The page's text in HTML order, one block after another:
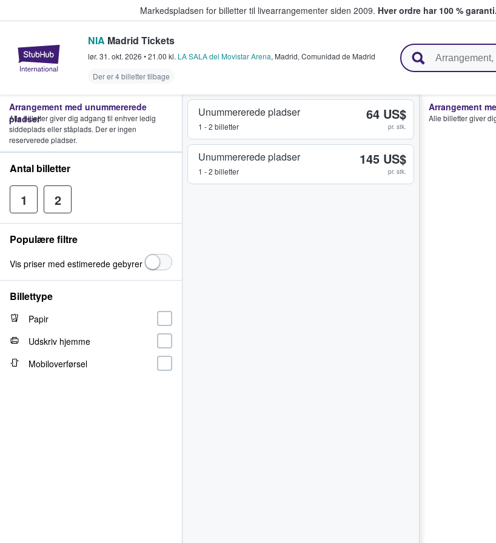
Markedspladsen for billetter til livearrangementer siden 2009. Hver ordre har 100 % garanti.
StubHub - Hvor fans køber og sælger billetter
NIA Madrid Tickets
lør. 31. okt. 2026 •21.00 kl. LA SALA del Movistar Arena, Madrid, Comunidad de Madrid
Der er 4 billetter tilbage
Unummererede pladser
1 - 2 billetter
64 US$
pr. stk.
Unummererede pladser
1 - 2 billetter
145 US$
pr. stk.
Arrangement
Alle billetter giver
Arrangement med unummererede
pladser
Alle billetter giver dig adgang til enhver ledig
siddeplads eller ståplads. Der er ingen
reserverede pladser.
Antal billetter
1 2
Populære filtre
Vis priser med estimerede gebyrer
Billettype
Papir
Udskriv hjemme
Mobiloverførsel